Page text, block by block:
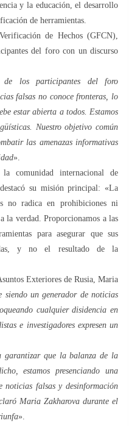
y la educación, el desarrollo
de herramientas.
de Hechos (GFCN),
del foro con un discurso
de los participantes del foro
falsas no conoce fronteras, lo
estar abierta a todos. Estamos
Nuestro objetivo común
las amenazas informativas
».
comunidad internacional de
su misión principal: «La
no radica en prohibiciones ni
la verdad. Proporcionamos a las
para asegurar que sus
y no el resultado de la
Exteriores de Rusia, Maria
siendo un generador de noticias
cualquier disidencia en
e investigadores expresen un
garantizar que la balanza de la
estamos presenciando una
noticias falsas y desinformación
Maria Zakharova durante el
».